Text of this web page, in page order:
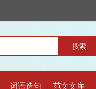
词语造句 范文文库